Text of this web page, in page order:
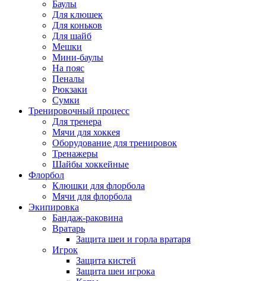
Баулы
Для клюшек
Для коньков
Для шайб
Мешки
Мини-баулы
На пояс
Пеналы
Рюкзаки
Сумки
Тренировочный процесс
Для тренера
Мячи для хоккея
Оборудование для тренировок
Тренажеры
Шайбы хоккейные
Флорбол
Клюшки для флорбола
Мячи для флорбола
Экипировка
Бандаж-раковина
Вратарь
Защита шеи и горла вратаря
Игрок
Защита кистей
Защита шеи игрока